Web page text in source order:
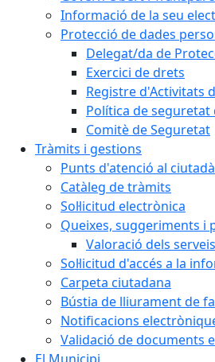
Informació de la seu
Protecció de dades
Delegat/da de
Exercici de drets
Registre d'Activitats
Política de
Comitè de Seguretat
Tràmits i gestions
Punts d'atenció al ciutadà
Catàleg de tràmits
Sol·licitud electrònica
Queixes, suggeriments i
Valoració dels
Sol·licitud d'accés a la
Carpeta ciutadana
Bústia de lliurament de
Notificacions
Validació de documents